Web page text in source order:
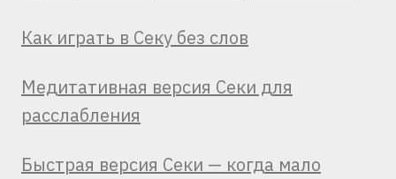
Как играть в Секу без слов
Медитативная версия Секи для
расслабления
Быстрая версия Секи — когда мало